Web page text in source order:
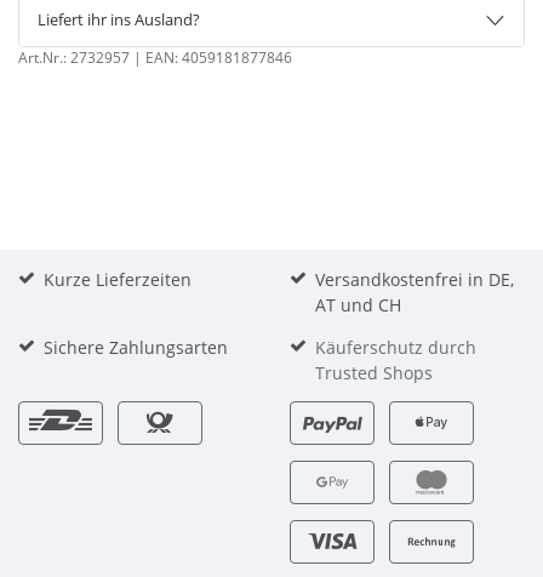
Liefert ihr ins Ausland?
Art.Nr.:2732957 | EAN:4059181877846
Kurze Lieferzeiten
Versandkostenfrei in DE,
AT und CH
Sichere Zahlungsarten
Käuferschutz durch
Trusted Shops